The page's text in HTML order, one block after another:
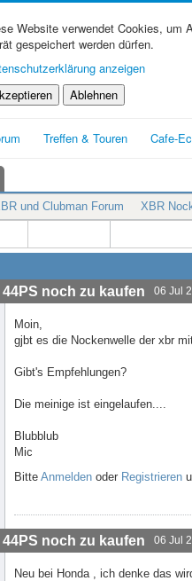
Website verwendet Cookies, um
gespeichert werden dürfen.
anzeigen
Ablehnen
Treffen & Touren Cafe-
und Clubman Forum XBR
noch zu kaufen 06 Jul
Moin,
gjbt es die Nockenwelle der xbr
Gibt's Empfehlungen?
Die meinige ist eingelaufen....
Blubblub
Mic
Bitte Anmelden oder Registrieren
noch zu kaufen 06 Jul
Neu bei Honda , ich denke das